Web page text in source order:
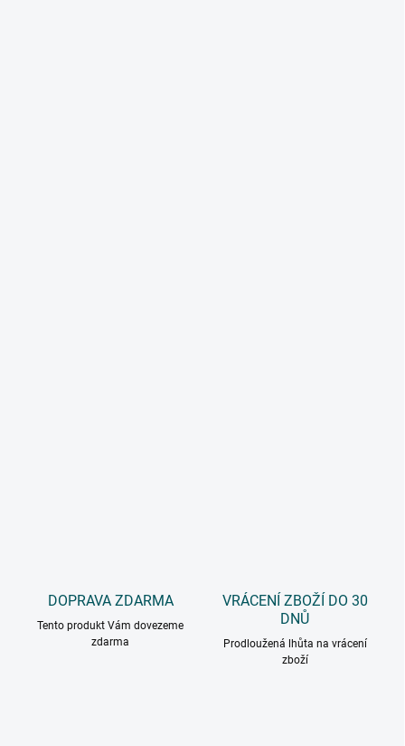
DOPRAVA ZDARMA
Tento produkt Vám dovezeme
zdarma
VRÁCENÍ ZBOŽÍ DO 30
DNŮ
Prodloužená lhůta na vrácení
zboží